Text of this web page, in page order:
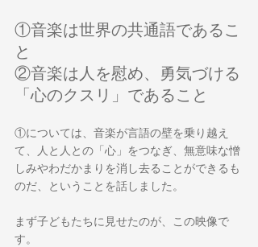
①音楽は世界の共通語であるこ
と
②音楽は人を慰め、勇気づける
「心のクスリ」であること
①については、音楽が言語の壁を乗り越え
て、人と人との「心」をつなぎ、無意味な憎
しみやわだかまりを消し去ることができるも
のだ、ということを話しました。
まず子どもたちに見せたのが、この映像で
す。